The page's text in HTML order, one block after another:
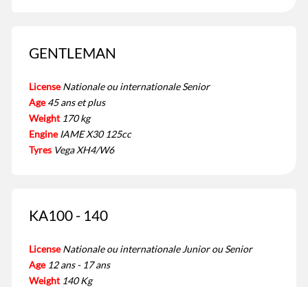
GENTLEMAN
License Nationale ou internationale Senior
Age 45 ans et plus
Weight 170 kg
Engine IAME X30 125cc
Tyres Vega XH4/W6
KA100 - 140
License Nationale ou internationale Junior ou Senior
Age 12 ans - 17 ans
Weight 140 Kg